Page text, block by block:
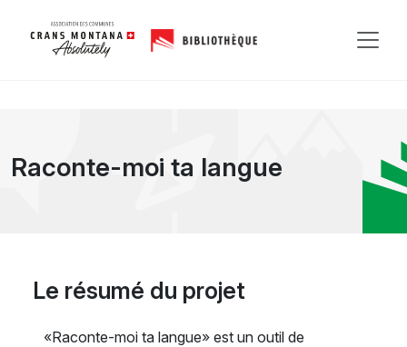
Raconte-moi ta langue
Le résumé du projet
«Raconte-moi ta langue» est un outil de